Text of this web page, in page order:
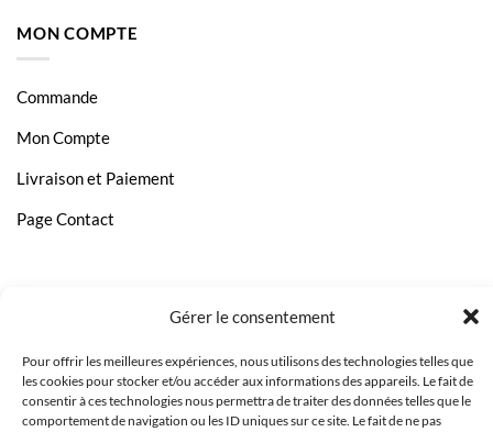
Gérer le consentement
Pour offrir les meilleures expériences, nous utilisons des technologies telles que
les cookies pour stocker et/ou accéder aux informations des appareils. Le fait de
consentir à ces technologies nous permettra de traiter des données telles que le
comportement de navigation ou les ID uniques sur ce site. Le fait de ne pas
MON COMPTE
Commande
Mon Compte
Livraison et Paiement
Page Contact